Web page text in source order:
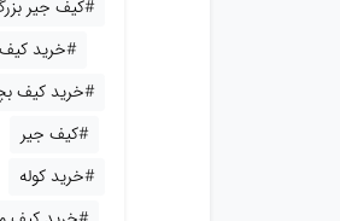
#کیف جیر
#خرید
#خرید کیف
#کیف جیر
#خرید کوله